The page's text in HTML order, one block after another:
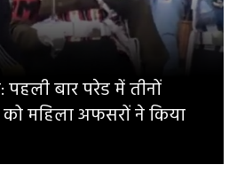
बार परेड में तीनों
महिला अफसरों ने किया